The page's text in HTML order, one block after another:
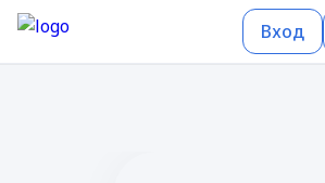
Вход